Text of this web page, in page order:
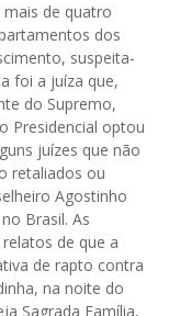
de quatro
dos
suspeita-
foi a juíza que,
do Supremo,
Presidencial optou
juízes que não
retaliados ou
Agostinho
Brasil. As
de que a
de rapto contra
na noite do
Sagrada Família,